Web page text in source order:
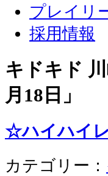
プレイリ
採用情報
キドキド
月18日 」
☆ハイハイ
カテゴリー：